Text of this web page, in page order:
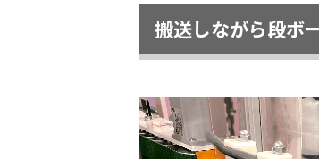
搬送しながら段ボ